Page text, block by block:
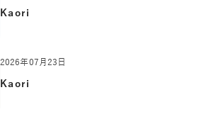
Kaori
2026年07月23日
Kaori